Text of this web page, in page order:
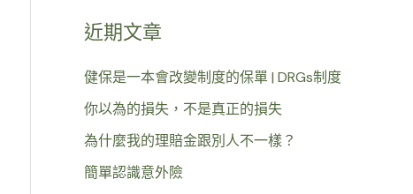
近期文章
健保是一本會改變制度的保單 | DRGs制度
你以為的損失，不是真正的損失
為什麼我的理賠金跟別人不一樣？
簡單認識意外險